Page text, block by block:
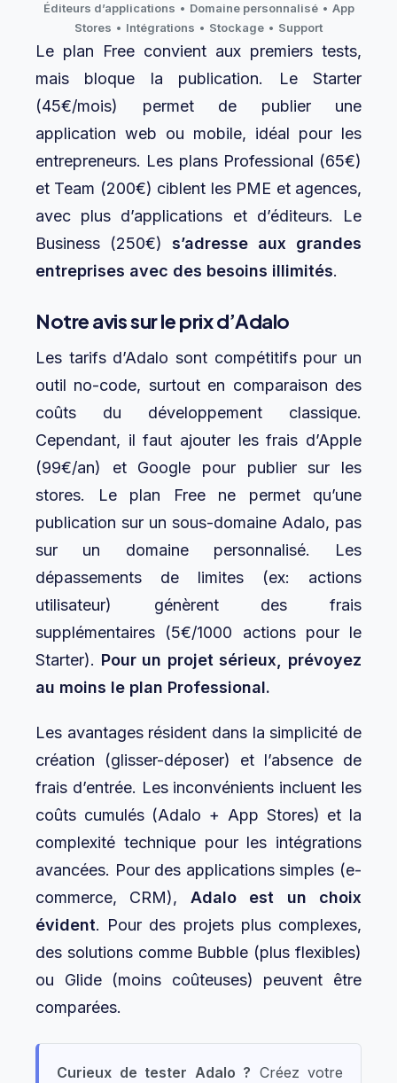
Éditeurs d’applications • Domaine personnalisé• App
Stores • Intégrations • Stockage • Support
Le plan Free convient aux premiers tests,
mais bloque la publication. Le Starter
(45€/mois) permet de publier une
application web ou mobile, idéal pour les
entrepreneurs. Les plans Professional (65€)
et Team (200€) ciblent les PME et agences,
avec plus d’applications et d’éditeurs. Le
Business (250€) s’adresse aux grandes
entreprises avec des besoins illimités.
Notre avis sur le prix d’Adalo
Les tarifs d’Adalo sont compétitifs pour un
outil no-code, surtout en comparaison des
coûts du développement classique.
Cependant, il faut ajouter les frais d’Apple
(99€/an) et Google pour publier sur les
stores. Le plan Free ne permet qu’une
publication sur un sous-domaine Adalo, pas
sur un domaine personnalisé. Les
dépassements de limites (ex: actions
utilisateur) génèrent des frais
supplémentaires (5€/1000 actions pour le
Starter). Pour un projet sérieux, prévoyez
au moins le plan Professional.
Les avantages résident dans la simplicité de
création (glisser-déposer) et l’absence de
frais d’entrée. Les inconvénients incluent les
coûts cumulés (Adalo + App Stores) et la
complexité technique pour les intégrations
avancées. Pour des applications simples (e-
commerce, CRM), Adalo est un choix
évident. Pour des projets plus complexes,
des solutions comme Bubble (plus flexibles)
ou Glide (moins coûteuses) peuvent être
comparées.
Curieux de tester Adalo ? Créez votre